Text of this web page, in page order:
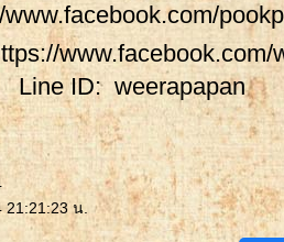
www.facebook.com/
Line ID: weerapapan
21:21:23 น.